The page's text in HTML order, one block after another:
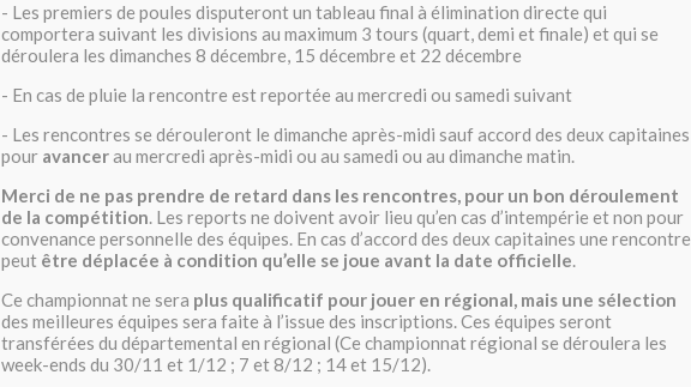
- Les premiers de poules disputeront un tableau final à élimination directe qui
comportera suivant les divisions au maximum 3 tours (quart, demi et finale) et qui se
déroulera les dimanches 8 décembre, 15 décembre et 22 décembre
- En cas de pluie la rencontre est reportée au mercredi ou samedi suivant
- Les rencontres se dérouleront le dimanche après-midi sauf accord des deux capitaines
pour avancerau mercredi après-midi ou au samedi ou au dimanche matin.
Merci de ne pas prendre de retard dans les rencontres, pour un bon déroulement
de la compétition. Les reports ne doivent avoir lieu qu’en cas d’intempérie et non pour
convenance personnelle des équipes. En cas d’accord des deux capitaines une rencontre
peut être déplacée à condition qu’elle se joue avant la date officielle.
Ce championnat ne sera plus qualificatif pour jouer en régional, mais une sélection
des meilleures équipes sera faite à l’issue des inscriptions. Ces équipes seront
transférées du départemental en régional (Ce championnat régional se déroulera les
week-ends du 30/11 et 1/12 ; 7 et 8/12 ; 14 et 15/12).